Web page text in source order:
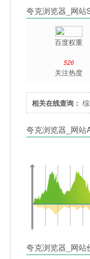
夸克浏览器_网站
百度权重
526
关注热度
相关在线查询：
夸克浏览器_网站
夸克浏览器_网站